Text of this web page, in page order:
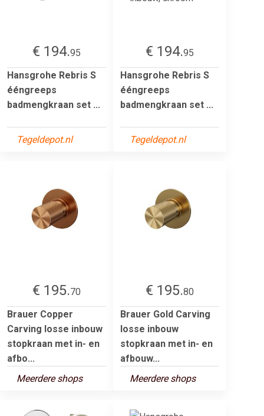
€ 194.95
Hansgrohe Rebris S
ééngreeps
badmengkraan set ...
Tegeldepot.nl
€ 194.95
Hansgrohe Rebris S
ééngreeps
badmengkraan set ...
Tegeldepot.nl
€ 195.70
Brauer Copper
Carving losse inbouw
stopkraan met in- en
afbo...
Meerdere shops
€ 195.80
Brauer Gold Carving
losse inbouw
stopkraan met in- en
afbouw...
Meerdere shops